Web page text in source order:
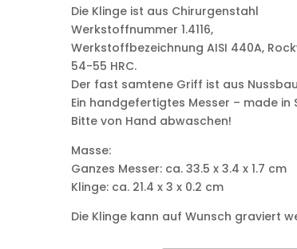
Die Klinge ist aus Chirurgenstahl
Werkstoffnummer 1.4116,
Werkstoffbezeichnung AISI 440A,
54-55 HRC.
Der fast samtene Griff ist aus
Ein handgefertigtes Messer – made in
Bitte von Hand abwaschen!
Masse:
Ganzes Messer: ca. 33.5 x 3.4 x 1.7 cm
Klinge: ca. 21.4 x 3 x 0.2 cm
Die Klinge kann auf Wunsch graviert